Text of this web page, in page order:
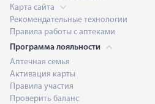
Карта сайта
Рекомендательные технологии
Правила работы с аптеками
Программа лояльности
Аптечная семья
Активация карты
Правила участия
Проверить баланс